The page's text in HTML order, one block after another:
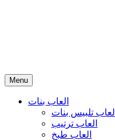
Menu
العاب بنات
العاب تلبيس بنات
العاب ترتيب
العاب طبخ